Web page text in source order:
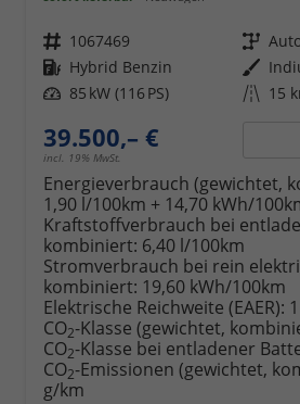
Fahrzeugnr. 1067469 Getriebe
Kraftstoff Hybrid Benzin Außenfarbe
Leistung 85 kW (116 PS) Kilometerstand 15
39.500,– €
incl. 19% MwSt.
Energieverbrauch (gewichtet,
1,90 l/100km + 14,70 kWh/
Kraftstoffverbrauch bei
kombiniert: 6,40 l/100km
Stromverbrauch bei rein
kombiniert: 19,60 kWh/100km
Elektrische Reichweite (EAER):
CO2-Klasse (gewichtet,
CO2-Klasse bei entladener
CO2-Emissionen (gewichtet,
g/km